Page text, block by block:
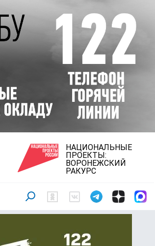
НАЦИОНАЛЬНЫЕ
ПРОЕКТЫ:
ВОРОНЕЖСКИЙ
РАКУРС